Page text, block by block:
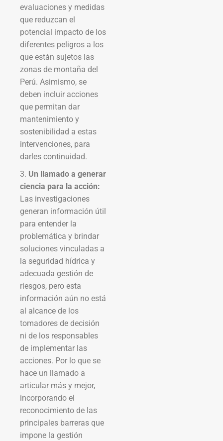
evaluaciones y medidas
que reduzcan el
potencial impacto de los
diferentes peligros a los
que están sujetos las
zonas de montaña del
Perú. Asimismo, se
deben incluir acciones
que permitan dar
mantenimiento y
sostenibilidad a estas
intervenciones, para
darles continuidad.
3. Un llamado a generar
ciencia para la acción:
Las investigaciones
generan información útil
para entender la
problemática y brindar
soluciones vinculadas a
la seguridad hídrica y
adecuada gestión de
riesgos, pero esta
información aún no está
al alcance de los
tomadores de decisión
ni de los responsables
de implementar las
acciones. Por lo que se
hace un llamado a
articular más y mejor,
incorporando el
reconocimiento de las
principales barreras que
impone la gestión